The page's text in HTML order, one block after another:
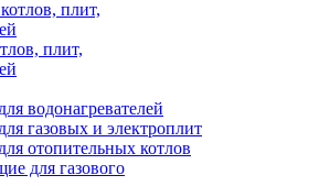
плит,
водонагревателей
газовых и электроплит
отопительных котлов